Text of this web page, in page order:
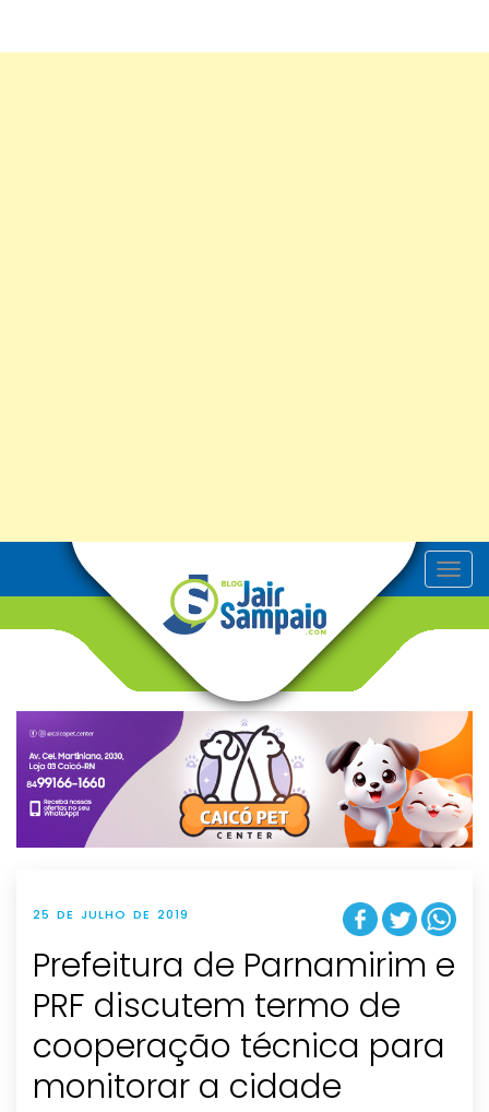
T
o
v
g
t
i
o
n
25 DE JULHO DE 2019
Prefeitura de Parnamirim e
PRF discutem termo de
cooperação técnica para
monitorar a cidade